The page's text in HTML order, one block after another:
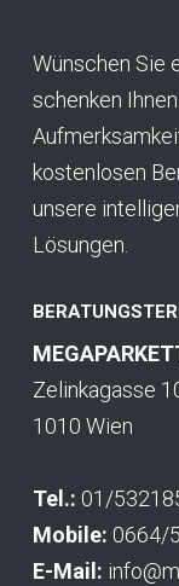
Wünschen Sie
schenken
kostenlosen
unsere
Lösungen.
Zelinkagasse
1010 Wien
Tel.: 01/
Mobile: 0664/
E-Mail: